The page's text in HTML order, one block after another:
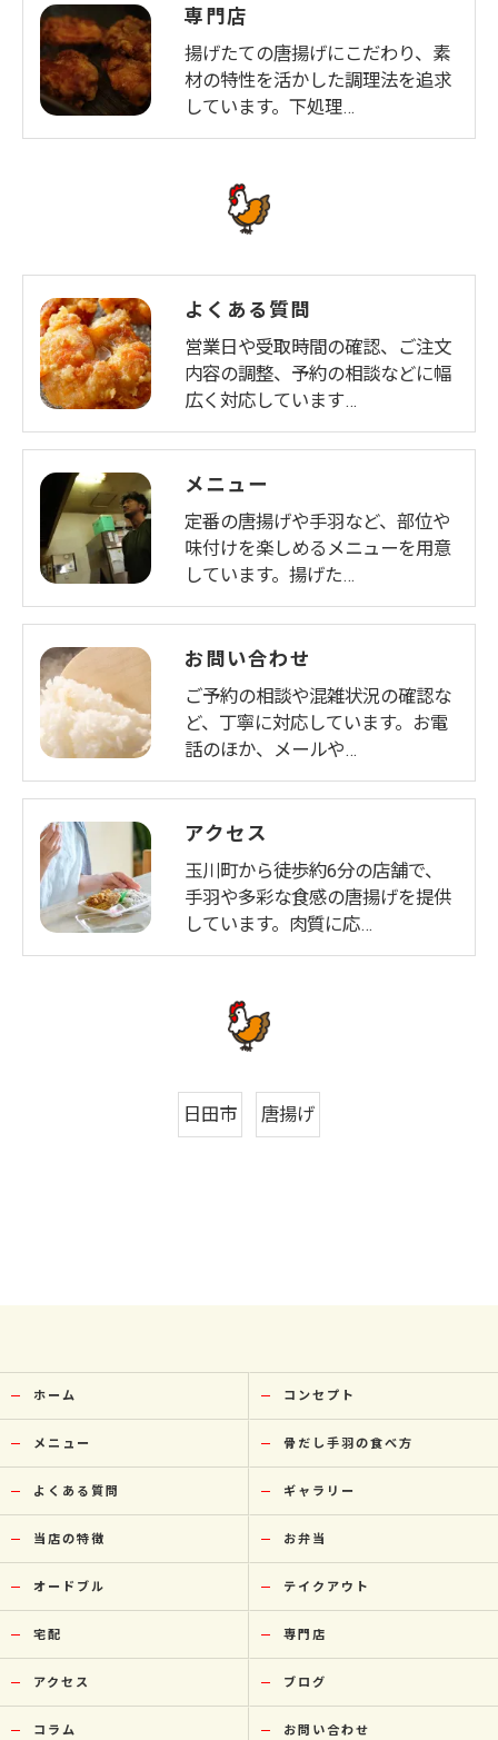
専門店
揚げたての唐揚げにこだわり、素
材の特性を活かした調理法を追求
しています。下処理…
よくある質問
営業日や受取時間の確認、ご注文
内容の調整、予約の相談などに幅
広く対応しています…
メニュー
定番の唐揚げや手羽など、部位や
味付けを楽しめるメニューを用意
しています。揚げた…
お問い合わせ
ご予約の相談や混雑状況の確認な
ど、丁寧に対応しています。お電
話のほか、メールや…
アクセス
玉川町から徒歩約6分の店舗で、
手羽や多彩な食感の唐揚げを提供
しています。肉質に応…
日田市 唐揚げ
ホーム コンセプト
メニュー 骨だし手羽の食べ方
よくある質問 ギャラリー
当店の特徴 お弁当
オードブル テイクアウト
宅配 専門店
アクセス ブログ
コラム お問い合わせ